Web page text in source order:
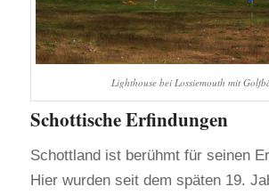
Lighthouse bei Lossiemouth mit
Schottische Erfindungen
Schottland ist berühmt für seinen
Hier wurden seit dem späten 19.